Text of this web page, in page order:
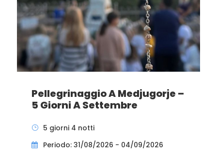
Pellegrinaggio A Medjugorje –
5 Giorni A Settembre
5 giorni 4 notti
Periodo: 31/08/2026 - 04/09/2026